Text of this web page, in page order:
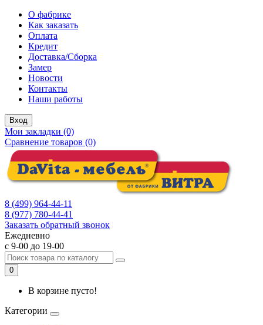
О фабрике
Как заказать
Оплата
Кредит
Доставка/Сборка
Замер
Новости
Контакты
Наши работы
Вход
Мои закладки (0)
Сравнение товаров (0)
8 (499) 964-44-11
8 (977) 780-44-41
Заказать обратный звонок
Ежедневно
с 9-00 до 19-00
0
В корзине пусто!
Категории